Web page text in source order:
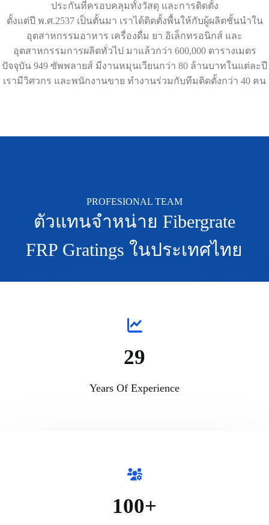
ประกันที่ครอบคลุมทั้งวัสดุ และการติดตั้ง
ตั้งแต่ปี พ.ศ.2537 เป็นตั้นมา เราได้ติดตั้งพื้นให้กับผู้ผลิตชั้นนำใน
อุตสาหกรรมอาหาร เครื่องดื่ม ยา อิเล็กทรอนิกส์ และ
อุตสาหกรรมการผลิตทั่วไป มาแล้วกว่า 600,000 ตารางเมตร
ปัจจุบัน 949 ซัพพลายส์ มีงานหมุนเวียนกว่า 80 ล้านบาทในแต่ละปี
เรามีวิศวกร และพนักงานขาย ทำงานร่วมกับทีมติดตั้งกว่า 40 คน
PROFESIONAL TEAM
ตัวแทนจำหน่าย Fibergrate
FRP Gratings ในประเทศไทย
29
Years Of Experience
100+